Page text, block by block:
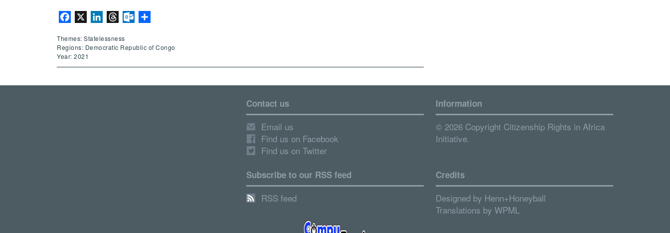
Facebook LinkedInThreadsOutlook.com
Themes: Statelessness
Regions: Democratic Republic of Congo
Year: 2021
Contact us
Email us
Find us on Facebook
Find us on Twitter
Subscribe to our RSS feed
RSS feed
Information
© 2026 Copyright Citizenship Rights in Africa
Initiative.
Credits
Designed by Henn+Honeyball
Translations by WPML